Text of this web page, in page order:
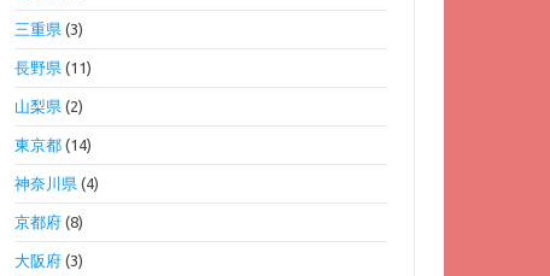
三重県(3)
長野県(11)
山梨県(2)
東京都(14)
神奈川県(4)
京都府(8)
大阪府(3)